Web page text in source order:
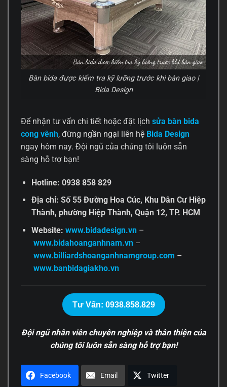
Bàn bida được kiểm tra kỹ lưỡng trước khi bàn giao |
Bida Design
Để nhận tư vấn chi tiết hoặc đặt lịch sửa bàn bida
cong vênh, đừng ngần ngại liên hệ Bida Design
ngay hôm nay. Đội ngũ của chúng tôi luôn sẵn
sàng hỗ trợ bạn!
Hotline: 0938 858 829
Địa chỉ: Số 55 Đường Hoa Cúc, Khu Dân Cư Hiệp
Thành, phường Hiệp Thành, Quận 12, TP. HCM
Website: www.bidadesign.vn –
www.bidahoanganhnam.vn–
www.billiardshoanganhnamgroup.com –
www.banbidagiakho.vn
Tư Vấn: 0938.858.829
Đội ngũ nhân viên chuyên nghiệp và thân thiện của
chúng tôi luôn sẵn sàng hỗ trợ bạn!
Facebook Email Twitter